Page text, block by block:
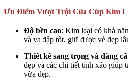
Ưu Điểm Vượt Trội Của Cúp Kim
Độ bền cao: Kim loại có khả
và va đập tốt, giữ được vẻ đẹp
Thiết kế sang trọng và đẳng
đẹp và các chi tiết tinh xảo giúp
vừa đẹp.